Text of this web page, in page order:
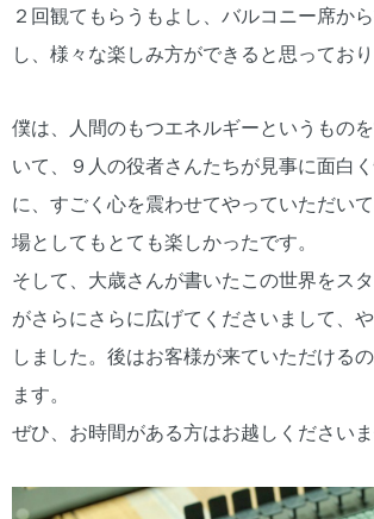
２回観てもらうもよし、バルコニー席か
し、様々な楽しみ方ができると思っており
僕は、人間のもつエネルギーというもの
いて、９人の役者さんたちが見事に面白
に、すごく心を震わせてやっていただい
場としてもとても楽しかったです。
そして、大歳さんが書いたこの世界をス
がさらにさらに広げてくださいまして、
しました。後はお客様が来ていただける
ます。
ぜひ、お時間がある方はお越しくださいま